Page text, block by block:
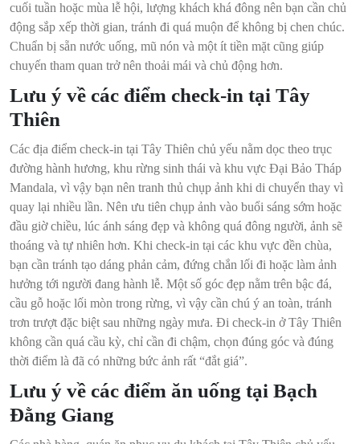
cuối tuần hoặc mùa lễ hội, lượng khách khá đông nên bạn cần chủ
động sắp xếp thời gian, tránh đi quá muộn để không bị chen chúc.
Chuẩn bị sẵn nước uống, mũ nón và một ít tiền mặt cũng giúp
chuyến tham quan trở nên thoải mái và chủ động hơn.
Lưu ý về các điểm check-in tại Tây
Thiên
Các địa điểm check-in tại Tây Thiên chủ yếu nằm dọc theo trục
đường hành hương, khu rừng sinh thái và khu vực Đại Bảo Tháp
Mandala, vì vậy bạn nên tranh thủ chụp ảnh khi di chuyển thay vì
quay lại nhiều lần. Nên ưu tiên chụp ảnh vào buổi sáng sớm hoặc
đầu giờ chiều, lúc ánh sáng đẹp và không quá đông người, ảnh sẽ
thoáng và tự nhiên hơn. Khi check-in tại các khu vực đền chùa,
bạn cần tránh tạo dáng phản cảm, đứng chắn lối đi hoặc làm ảnh
hưởng tới người đang hành lễ. Một số góc đẹp nằm trên bậc đá,
cầu gỗ hoặc lối mòn trong rừng, vì vậy cần chú ý an toàn, tránh
trơn trượt đặc biệt sau những ngày mưa. Đi check-in ở Tây Thiên
không cần quá cầu kỳ, chỉ cần đi chậm, chọn đúng góc và đúng
thời điểm là đã có những bức ảnh rất “đắt giá”.
Lưu ý về các điểm ăn uống tại Bạch
Đằng Giang